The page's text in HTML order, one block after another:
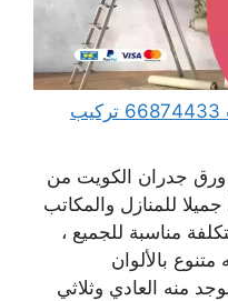
فني تركيب ورق جدران الكويت 66874433 تركيب
جدران الكويت من
للمنازل والمكاتب
مناسبة للجميع ،
بالألوان
منه العادي وثلاثي